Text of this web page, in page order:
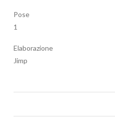
Pose
1
Elaborazione
Jimp